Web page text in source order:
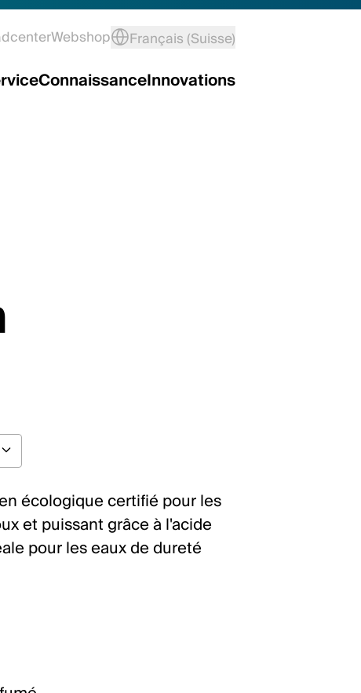
Webshop Français (Suisse)
ConnaissanceInnovations
écologique certifié pour les
et puissant grâce à l'acide
pour les eaux de dureté